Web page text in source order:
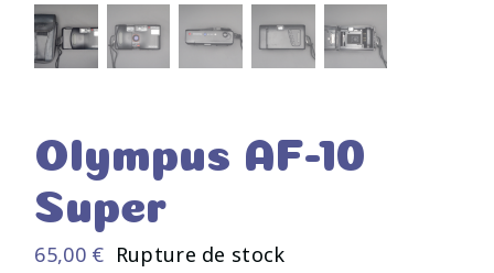
Olympus AF-10
Super
65,00 € Rupture de stock